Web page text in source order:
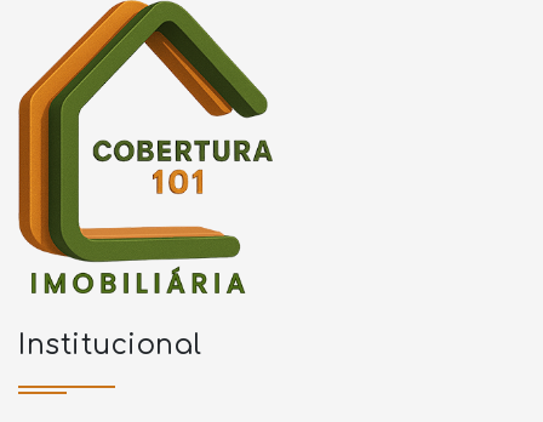
Institucional